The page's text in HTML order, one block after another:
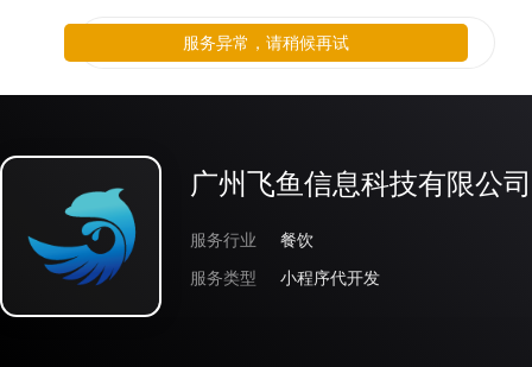
广州飞鱼信息科技有限公司
服务行业
餐饮
服务类型
小程序代开发
服务异常，请稍候再试